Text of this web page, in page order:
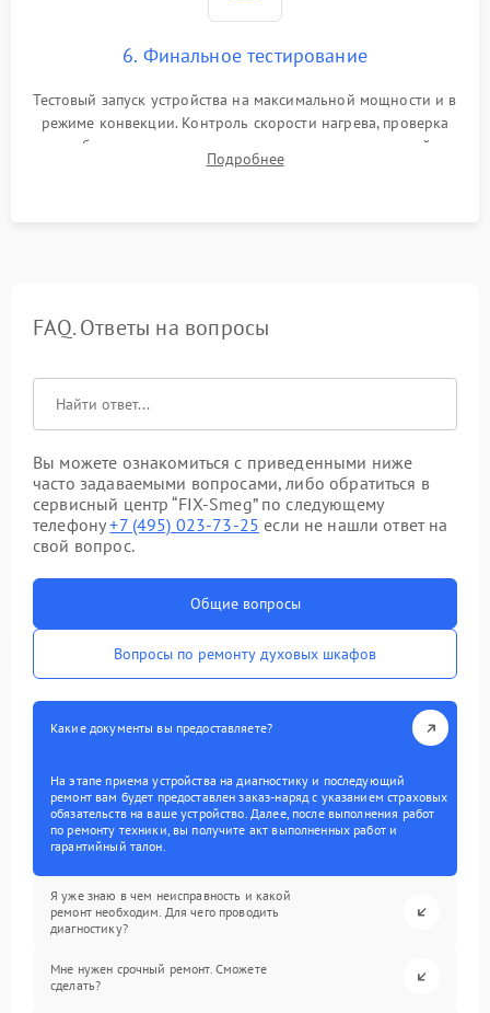
6. Финальное тестирование
Тестовый запуск устройства на максимальной мощности и в
режиме конвекции. Контроль скорости нагрева, проверка
срабатывания термостата при достижении заданной
температуры и тест на отсутствие утечек тока.
Подробнее
FAQ. Ответы на вопросы
Вы можете ознакомиться с приведенными ниже
часто задаваемыми вопросами, либо обратиться в
сервисный центр “FIX-Smeg” по следующему
телефону+7 (495) 023-73-25 если не нашли ответ на
свой вопрос.
Общие вопросы
Вопросы по ремонту духовых шкафов
Какие документы вы предоставляете?
На этапе приема устройства на диагностику и последующий
ремонт вам будет предоставлен заказ-наряд с указанием страховых
обязательств на ваше устройство. Далее, после выполнения работ
по ремонту техники, вы получите акт выполненных работ и
гарантийный талон.
Я уже знаю в чем неисправность и какой
ремонт необходим. Для чего проводить
диагностику?
Мне нужен срочный ремонт. Сможете
сделать?